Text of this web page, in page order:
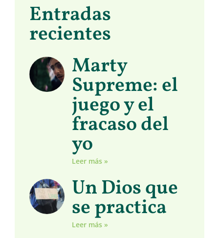
Entradas
recientes
Marty
Supreme: el
juego y el
fracaso del
yo
Leer más »
Un Dios que
se practica
Leer más »